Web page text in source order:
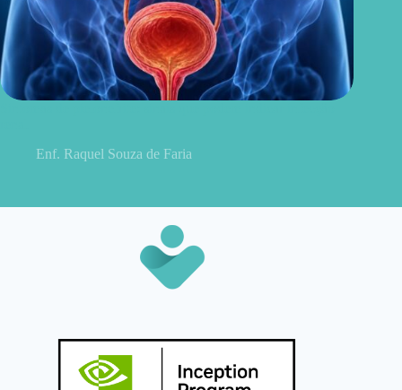
Enf. Raquel Souza de Faria